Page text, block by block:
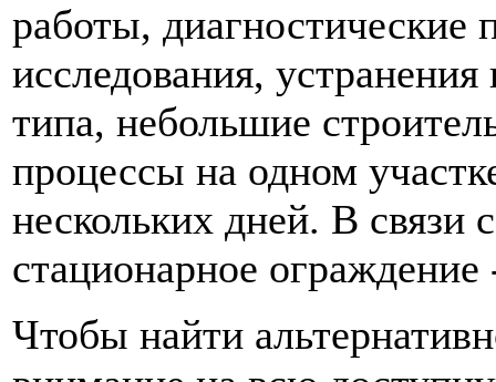
работы, диагностические
исследования,
типа, небольшие
процессы на одном
нескольких дней. В связи
стационарное
Чтобы найти